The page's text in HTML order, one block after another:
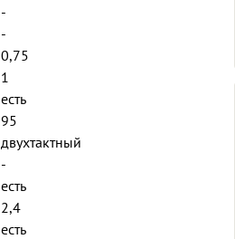
-
-
0,75
1
есть
95
двухтактный
-
есть
2,4
есть